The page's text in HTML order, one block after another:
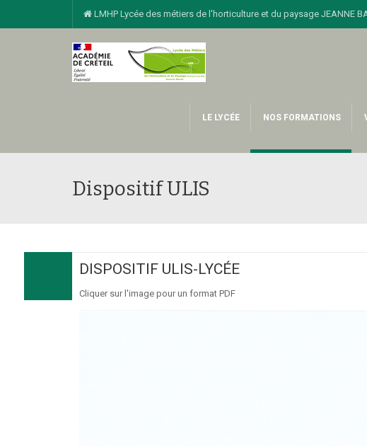
LMHP Lycée des métiers de l'horticulture et du paysage JEANNE
LE LYCÉE NOS FORMATIONS
Dispositif ULIS
DISPOSITIF ULIS-LYCÉE
Cliquer sur l'image pour un format PDF